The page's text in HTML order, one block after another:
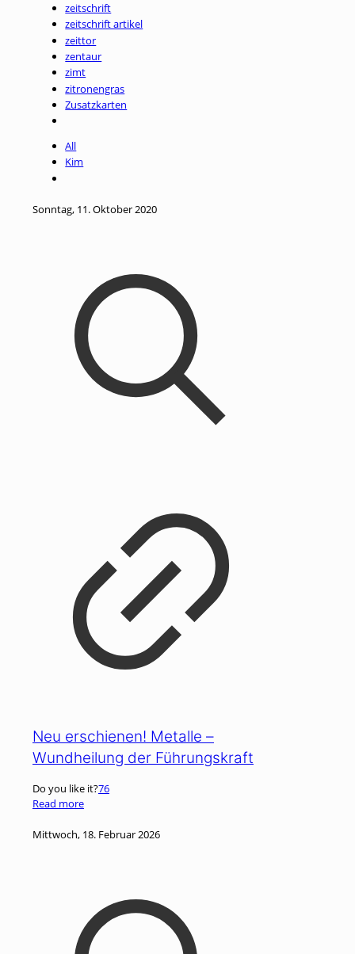
zeitschrift
zeitschrift artikel
zeittor
zentaur
zimt
zitronengras
Zusatzkarten
All
Kim
Sonntag, 11. Oktober 2020
Neu erschienen! Metalle –
Wundheilung der Führungskraft
Do you like it?76
Read more
Mittwoch, 18. Februar 2026